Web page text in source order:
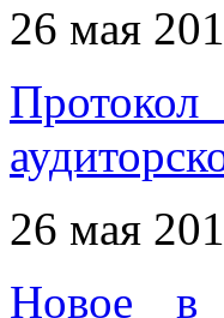
26 мая
26 мая
Новое в